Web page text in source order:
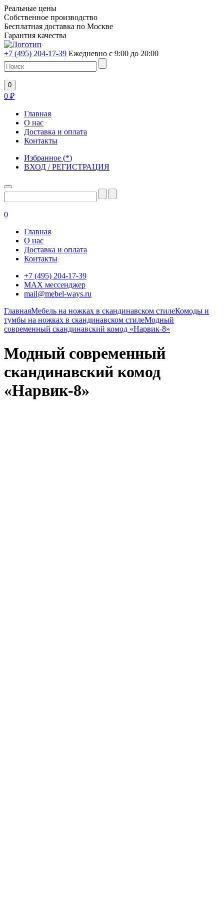
Реальные цены
Собственное производство
Бесплатная доставка по Москве
Гарантия качества
+7 (495) 204-17-39 Ежедневно с 9:00 до 20:00
0
0 ₽
Главная
О нас
Доставка и оплата
Контакты
Избранное (*)
ВХОД / РЕГИСТРАЦИЯ
0
Главная
О нас
Доставка и оплата
Контакты
+7 (495) 204-17-39
MAX мессенджер
mail@mebel-ways.ru
ГлавнаяМебель на ножках в скандинавском стилеКомоды и
тумбы на ножках в скандинавском стилеМодный
современный скандинавский комод «Нарвик-8»
Модный современный
скандинавский комод
«Нарвик-8»